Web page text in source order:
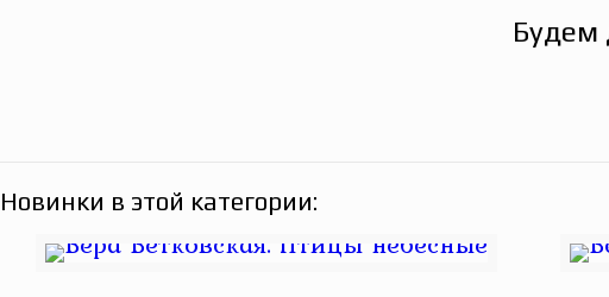
Будем
Новинки в этой категории: